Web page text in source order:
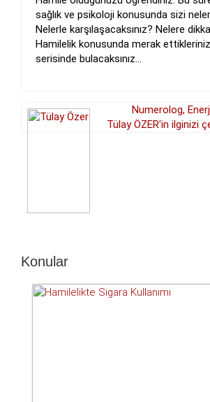
sağlık ve psikoloji konusunda sizi
Nelerle karşılaşacaksınız? Nelere
Hamilelik konusunda merak
serisinde bulacaksınız...
Numerolog,
Tülay ÖZER'in ilginizi
Konular